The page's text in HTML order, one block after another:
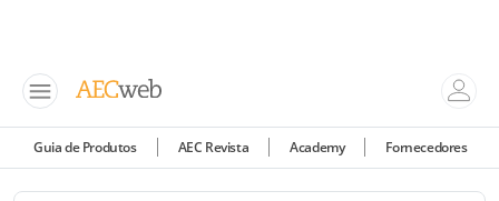
Guia de Produtos AEC Revista Academy Fornecedores